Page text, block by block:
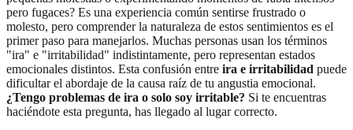
pero fugaces? Es una experiencia común sentirse frustrado o
molesto, pero comprender la naturaleza de estos sentimientos es el
primer paso para manejarlos. Muchas personas usan los términos
"ira" e "irritabilidad" indistintamente, pero representan estados
emocionales distintos. Esta confusión entre ira e irritabilidad puede
dificultar el abordaje de la causa raíz de tu angustia emocional.
¿Tengo problemas de ira o solo soy irritable? Si te encuentras
haciéndote esta pregunta, has llegado al lugar correcto.